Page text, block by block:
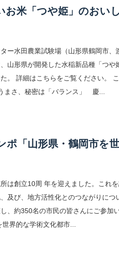
お米「つや姫」のおい
ー水田農業試験場（山形県鶴岡市
山形県が開発した水稲新品種「つ
。 詳細はこちらをご覧ください。
さ、秘密は「バランス」 慶...
ポ「山形県・鶴岡市を
は創立10周 年を迎えました。これ
及び、地方活性化とのつながりに
、約350名の市民の皆さんにご参
界的な学術文化都市...